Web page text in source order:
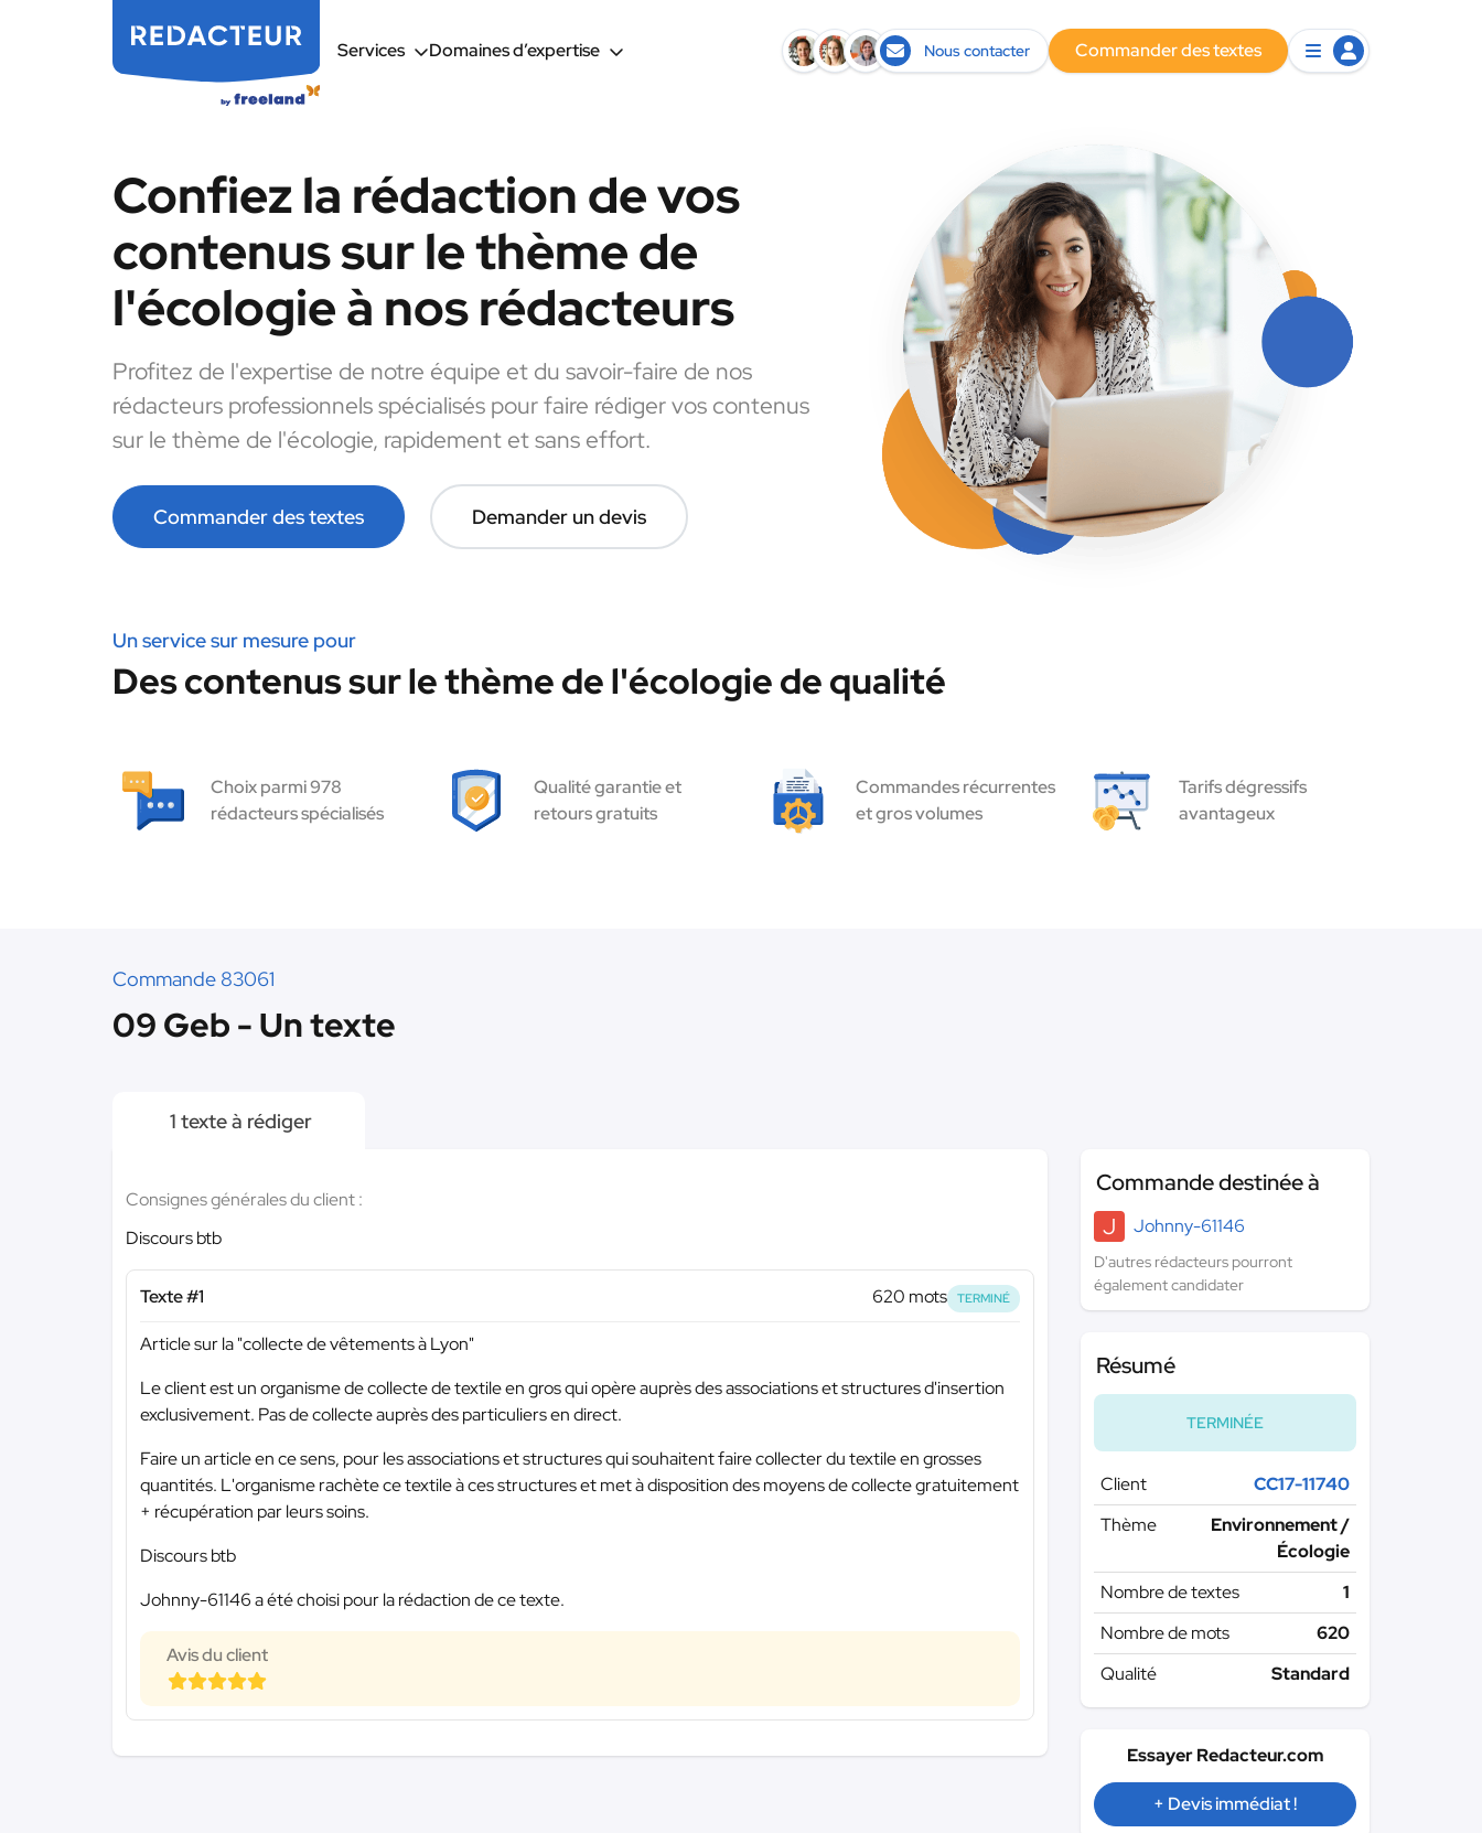
Services Domaines d’expertise Nous contacter Commander des textes
Confiez la rédaction de vos
contenus sur le thème de
l'écologie à nos rédacteurs
Profitez de l'expertise de notre équipe et du savoir-faire de nos
rédacteurs professionnels spécialisés pour faire rédiger vos contenus
sur le thème de l'écologie, rapidement et sans effort.
Commander des textes Demander un devis
Un service sur mesure pour
Des contenus sur le thème de l'écologie de qualité
Choix parmi 978
rédacteurs spécialisés
Qualité garantie et
retours gratuits
Commandes récurrentes
et gros volumes
Tarifs dégressifs
avantageux
Commande 83061
09 Geb - Un texte
1 texte à rédiger
Consignes générales du client :
Discours btb
Texte #1 620 mots TERMINÉ
Article sur la "collecte de vêtements à Lyon"
Le client est un organisme de collecte de textile en gros qui opère auprès des associations et structures d'insertion
exclusivement. Pas de collecte auprès des particuliers en direct.
Faire un article en ce sens, pour les associations et structures qui souhaitent faire collecter du textile en grosses
quantités. L'organisme rachète ce textile à ces structures et met à disposition des moyens de collecte gratuitement
+ récupération par leurs soins.
Discours btb
Johnny-61146 a été choisi pour la rédaction de ce texte.
Avis du client
Commande destinée à
J
Johnny-61146
D'autres rédacteurs pourront
également candidater
Résumé
TERMINÉE
Client
CC17-11740
Thème
Environnement /
Écologie
Nombre de textes
1
Nombre de mots
620
Qualité
Standard
Essayer Redacteur.com
+ Devis immédiat !